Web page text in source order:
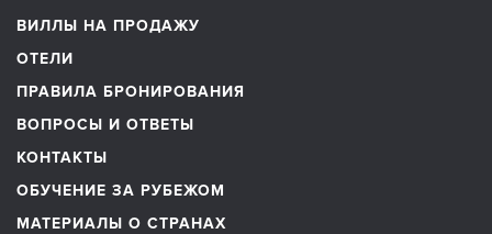
ВИЛЛЫ НА ПРОДАЖУ
ОТЕЛИ
ПРАВИЛА БРОНИРОВАНИЯ
ВОПРОСЫ И ОТВЕТЫ
КОНТАКТЫ
ОБУЧЕНИЕ ЗА РУБЕЖОМ
МАТЕРИАЛЫ О СТРАНАХ